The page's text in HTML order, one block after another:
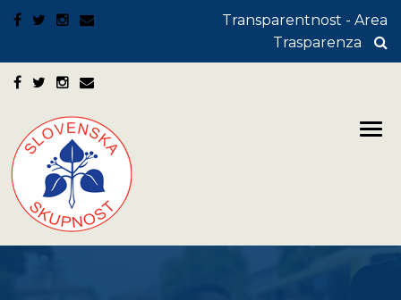
Transparentnost - Area
Trasparenza